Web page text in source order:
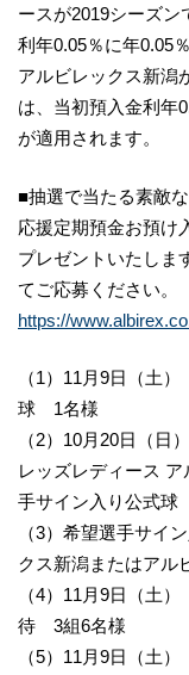
ースが2019シーズ
利年0.05％に年0.05
アルビレックス新潟
は、当初預入金利年
が適用されます。
■抽選で当たる素敵
応援定期預金お預け
プレゼントいたしま
てご応募ください。
https://
（1）11月9日（土
球 1名様
（2）10月20日（日
レッズレディース
手サイン入り公式
（3）希望選手サイ
クス新潟またはア
（4）11月9日（土
待 3組6名様
（5）11月9日（土